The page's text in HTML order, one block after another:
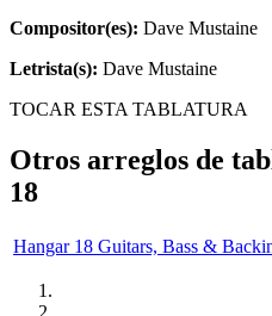
Compositor(es): Dave Mustaine
Letrista(s): Dave Mustaine
TOCAR ESTA TABLATURA
Otros arreglos de
18
Hangar 18 Guitars, Bass &